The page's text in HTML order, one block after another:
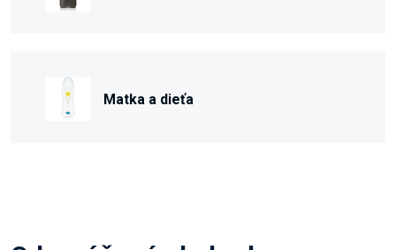
Matka a dieťa